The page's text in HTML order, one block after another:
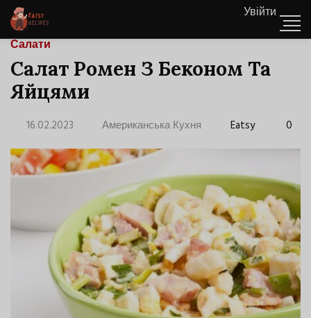
Увійти
Салати
Салат Ромен З Беконом Та
Яйцями
16.02.2023 Американська Кухня Eatsy 0